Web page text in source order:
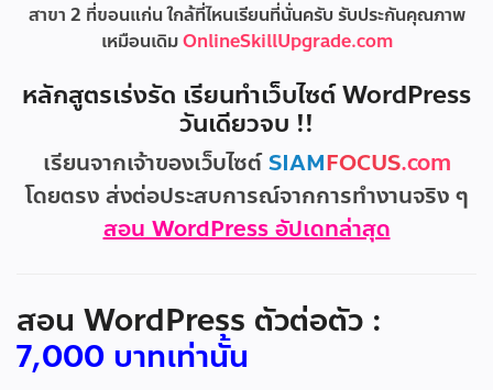
สาขา 2 ที่ขอนแก่น ใกล้ที่ไหนเรียนที่นั่นครับ รับประกันคุณภาพ
เหมือนเดิมOnlineSkillUpgrade.com
หลักสูตรเร่งรัด เรียนทําเว็บไซต์ WordPress
วันเดียวจบ !!
เรียนจากเจ้าของเว็บไซต์SIAMFOCUS.com
โดยตรง ส่งต่อประสบการณ์จากการทำงานจริง ๆ
สอน WordPress อัปเดทล่าสุด
สอน WordPress ตัวต่อตัว :
7,000 บาทเท่านั้น